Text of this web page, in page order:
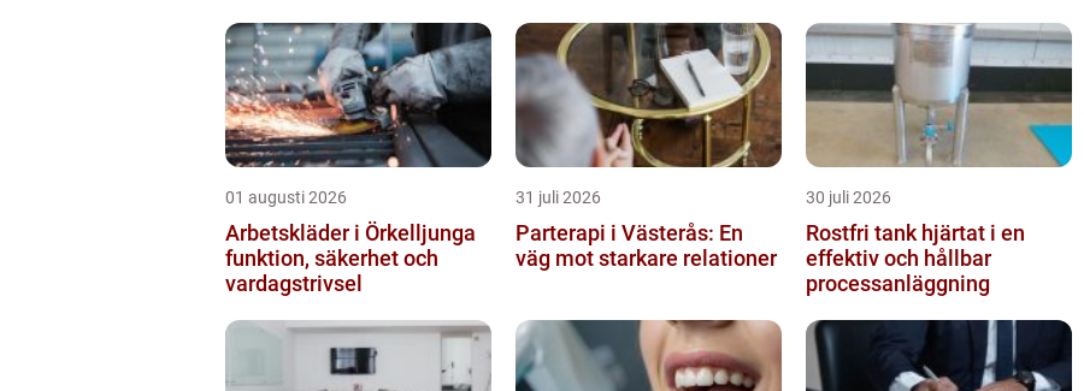
01 augusti 2026
Arbetskläder i Örkelljunga
funktion, säkerhet och
vardagstrivsel
31 juli 2026
Parterapi i Västerås: En
väg mot starkare relationer
30 juli 2026
Rostfri tank hjärtat i en
effektiv och hållbar
processanläggning